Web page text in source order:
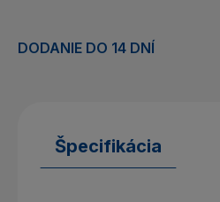
DODANIE DO 14 DNÍ
Špecifikácia